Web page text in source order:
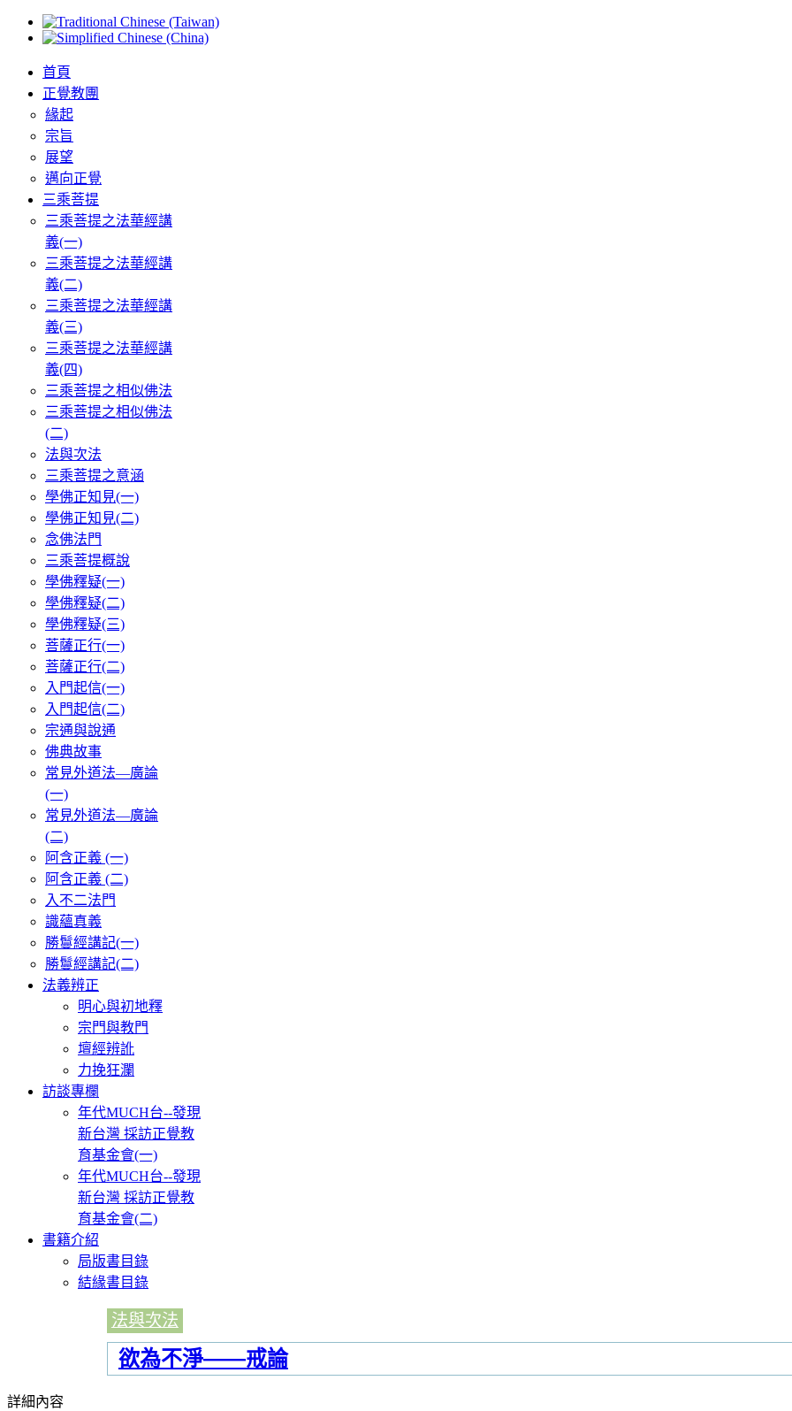
首頁
正覺教團
緣起
宗旨
展望
邁向正覺
三乘菩提
三乘菩提之法華經講
義(一)
三乘菩提之法華經講
義(二)
三乘菩提之法華經講
義(三)
三乘菩提之法華經講
義(四)
三乘菩提之相似佛法
三乘菩提之相似佛法
(二)
法與次法
三乘菩提之意涵
學佛正知見(一)
學佛正知見(二)
念佛法門
三乘菩提概說
學佛釋疑(一)
學佛釋疑(二)
學佛釋疑(三)
菩薩正行(一)
菩薩正行(二)
入門起信(一)
入門起信(二)
宗通與說通
佛典故事
常見外道法—廣論
(一)
常見外道法—廣論
(二)
阿含正義 (一)
阿含正義 (二)
入不二法門
識蘊真義
勝鬘經講記(一)
勝鬘經講記(二)
法義辨正
明心與初地釋
宗門與教門
壇經辨訛
力挽狂瀾
訪談專欄
年代MUCH台--發現
新台灣 採訪正覺教
育基金會(一)
年代MUCH台--發現
新台灣 採訪正覺教
育基金會(二)
書籍介紹
局版書目錄
結緣書目錄
法與次法
欲為不淨——戒論
詳細內容